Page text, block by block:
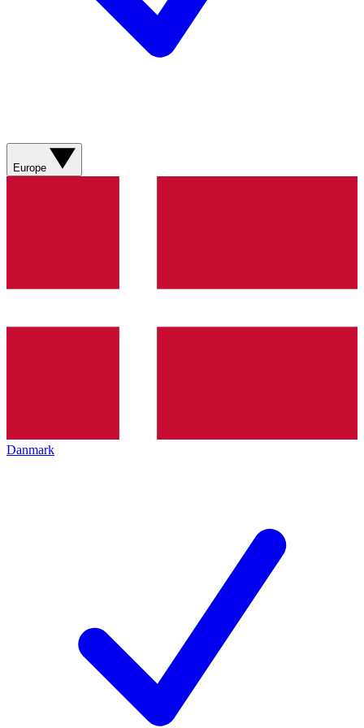
Europe
Danmark